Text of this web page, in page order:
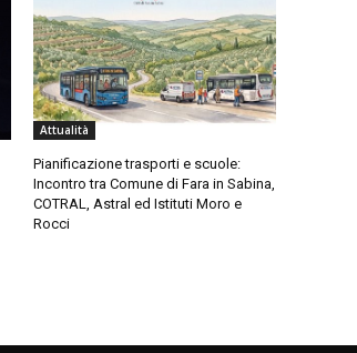
Attualità
Pianificazione trasporti e scuole:
Incontro tra Comune di Fara in Sabina,
COTRAL, Astral ed Istituti Moro e
Rocci